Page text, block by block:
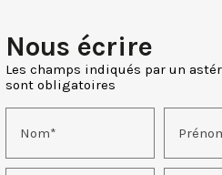
Nous écrire
Les champs indiqués par un
sont obligatoires
Nom*